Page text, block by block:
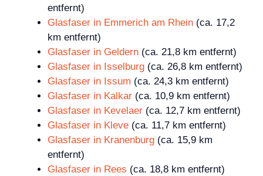
entfernt)
Glasfaser in Emmerich am Rhein (ca. 17,2
km entfernt)
Glasfaser in Geldern (ca. 21,8 km entfernt)
Glasfaser in Isselburg (ca. 26,8 km entfernt)
Glasfaser in Issum (ca. 24,3 km entfernt)
Glasfaser in Kalkar (ca. 10,9 km entfernt)
Glasfaser in Kevelaer (ca. 12,7 km entfernt)
Glasfaser in Kleve (ca. 11,7 km entfernt)
Glasfaser in Kranenburg (ca. 15,9 km
entfernt)
Glasfaser in Rees (ca. 18,8 km entfernt)